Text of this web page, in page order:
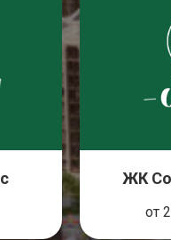
ЖК
от